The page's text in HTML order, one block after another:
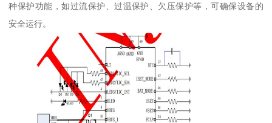
种保护功能，如过流保护、过温保护、欠压保护等，可确保设备的
安全运行。